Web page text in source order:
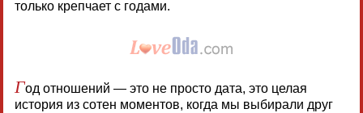
только крепчает с годами.
Год отношений — это не просто дата, это целая
история из сотен моментов, когда мы выбирали друг